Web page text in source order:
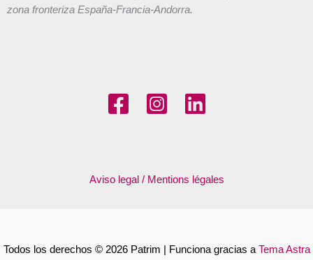
zona fronteriza España-Francia-Andorra.
Aviso legal / Mentions légales
Todos los derechos © 2026 Patrim | Funciona gracias a Tema Astra